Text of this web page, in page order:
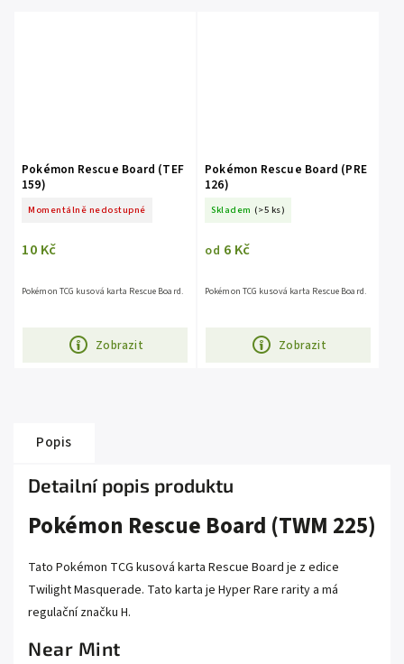
Pokémon Rescue Board (TEF
159)
Momentálně nedostupné
10 Kč
Zobrazit
Pokémon TCG kusová karta Rescue Board.
Pokémon Rescue Board (PRE
126)
Skladem (>5 ks)
od 6 Kč
Zobrazit
Pokémon TCG kusová karta Rescue Board.
Popis
Detailní popis produktu
Pokémon Rescue Board (TWM 225)
Tato Pokémon TCG kusová karta Rescue Board je z edice
Twilight Masquerade. Tato karta je Hyper Rare rarity a má
regulační značku H.
Near Mint